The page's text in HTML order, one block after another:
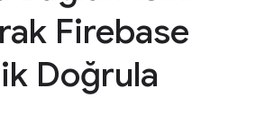
Firebase
Doğrula